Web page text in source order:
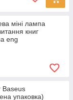
міні лампа
книг
eng
Baseus
упаковка)